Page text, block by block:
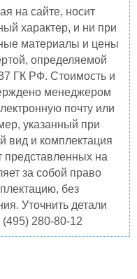
на сайте, носит
характер, и ни при
материалы и цены
определяемой
ГК РФ. Стоимость и
менеджером
почту или
указанный при
вид и комплектация
представленных на
за собой право
без
Уточнить детали
280-80-12